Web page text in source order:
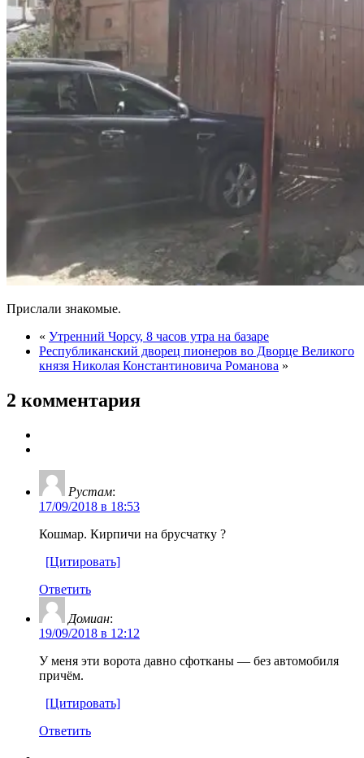
Прислали знакомые.
« Утренний Чорсу, 8 часов утра на базаре
Республиканский дворец пионеров во Дворце Великого
князя Николая Константиновича Романова »
2 комментария
Рустам:
17/09/2018 в 18:53
Кошмар. Кирпичи на брусчатку ?
[Цитировать]
Ответить
Домиан:
19/09/2018 в 12:12
У меня эти ворота давно сфотканы — без автомобиля
причём.
[Цитировать]
Ответить